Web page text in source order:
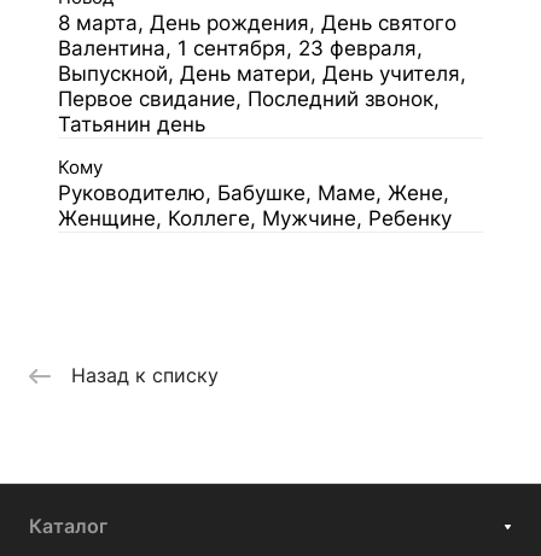
8 марта, День рождения, День святого
Валентина, 1 сентября, 23 февраля,
Выпускной, День матери, День учителя,
Первое свидание, Последний звонок,
Татьянин день
Кому
Руководителю, Бабушке, Маме, Жене,
Женщине, Коллеге, Мужчине, Ребенку
Назад к списку
Каталог